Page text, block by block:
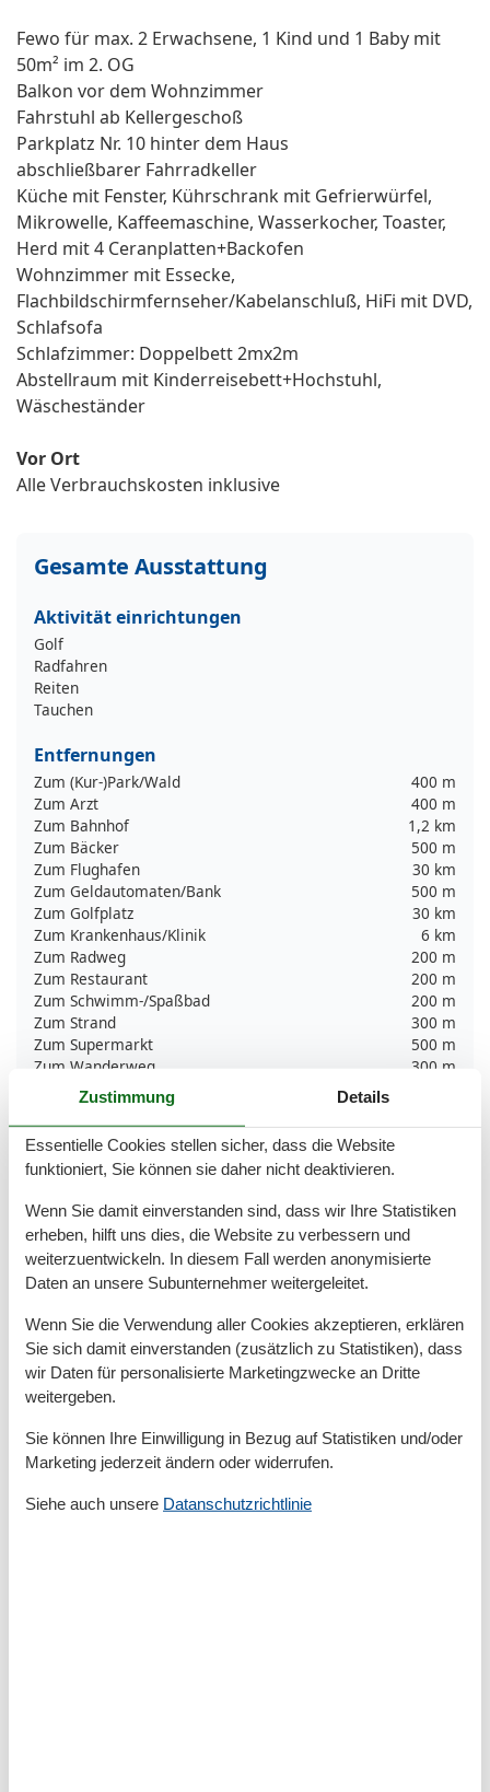
Fewo für max. 2 Erwachsene, 1 Kind und 1 Baby mit
50m² im 2. OG
Balkon vor dem Wohnzimmer
Fahrstuhl ab Kellergeschoß
Parkplatz Nr. 10 hinter dem Haus
abschließbarer Fahrradkeller
Küche mit Fenster, Kührschrank mit Gefrierwürfel,
Mikrowelle, Kaffeemaschine, Wasserkocher, Toaster,
Herd mit 4 Ceranplatten+Backofen
Wohnzimmer mit Essecke,
Flachbildschirmfernseher/Kabelanschluß, HiFi mit DVD,
Schlafsofa
Schlafzimmer: Doppelbett 2mx2m
Abstellraum mit Kinderreisebett+Hochstuhl,
Wäscheständer
Vor Ort
Alle Verbrauchskosten inklusive
Gesamte Ausstattung
Aktivität einrichtungen
Golf
Radfahren
Reiten
Tauchen
Entfernungen
Zum (Kur-)Park/Wald
400 m
Zum Arzt
400 m
Zum Bahnhof
1,2 km
Zum Bäcker
500 m
Zum Flughafen
30 km
Zum Geldautomaten/Bank
500 m
Zum Golfplatz
30 km
Zum Krankenhaus/Klinik
6 km
Zum Radweg
200 m
Zum Restaurant
200 m
Zum Schwimm-/Spaßbad
200 m
Zum Strand
300 m
Zum Supermarkt
500 m
Zum Wanderweg
300 m
Zum Zentrum
Zur Badestelle/Gewässer
200 m
Zur Bushaltestelle
Zur Therme
Grundeinrichtungen
Größe
50 m²
Jahr renoviert
Kinder einrichtungen
Familienfreundlich
Serviceeinrichtungen
Backofen
Balkon
Doppelbett
Zustimmung Details
Essentielle Cookies stellen sicher, dass die Website
funktioniert, Sie können sie daher nicht deaktivieren.
Wenn Sie damit einverstanden sind, dass wir Ihre Statistiken
erheben, hilft uns dies, die Website zu verbessern und
weiterzuentwickeln. In diesem Fall werden anonymisierte
Daten an unsere Subunternehmer weitergeleitet.
Wenn Sie die Verwendung aller Cookies akzeptieren, erklären
Sie sich damit einverstanden (zusätzlich zu Statistiken), dass
wir Daten für personalisierte Marketingzwecke an Dritte
weitergeben.
Sie können Ihre Einwilligung in Bezug auf Statistiken und/oder
Marketing jederzeit ändern oder widerrufen.
Siehe auch unsere Datanschutzrichtlinie